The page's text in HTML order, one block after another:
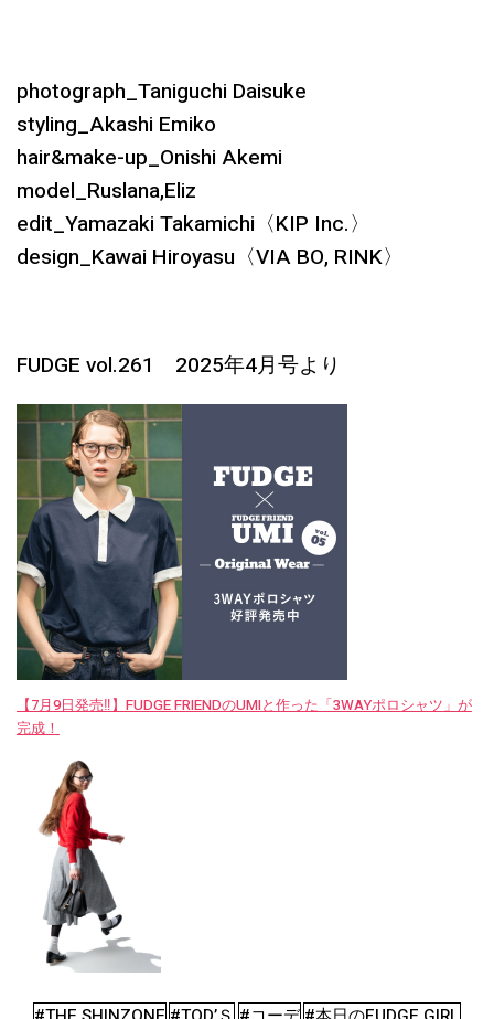
photograph_Taniguchi Daisuke
styling_Akashi Emiko
hair&make-up_Onishi Akemi
model_Ruslana,Eliz
edit_Yamazaki Takamichi〈KIP Inc.〉
design_Kawai Hiroyasu〈VIA BO, RINK〉
FUDGE vol.261 2025年4月号より
【7月9日発売‼︎】FUDGE FRIENDのUMIと作った「3WAYポロシャツ」が
完成！